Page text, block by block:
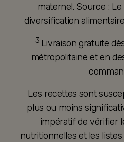
maternel. Source :
diversification
3 Livraison gratuite
métropolitaine et en
Les recettes sont
plus ou moins
impératif de vérifier
nutritionnelles et les